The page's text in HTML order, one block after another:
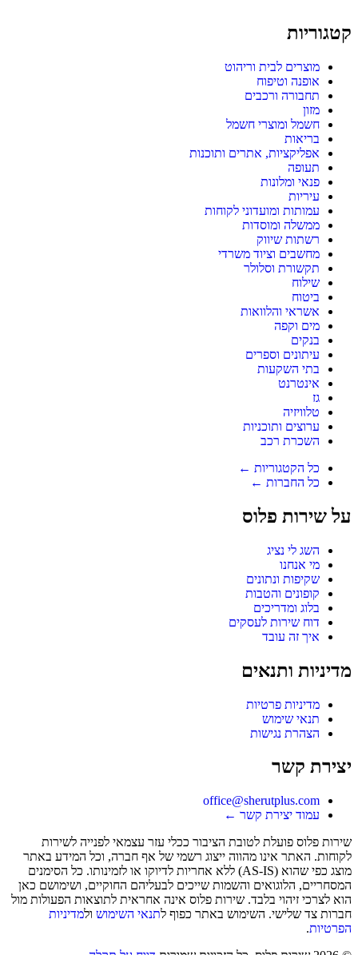
קטגוריות
מוצרים לבית וריהוט
אופנה וטיפוח
תחבורה ורכבים
מזון
חשמל ומוצרי חשמל
בריאות
אפליקציות, אתרים ותוכנות
תעופה
פנאי ומלונות
עיריות
עמותות ומועדוני לקוחות
ממשלה ומוסדות
רשתות שיווק
מחשבים וציוד משרדי
תקשורת וסלולר
שילוח
ביטוח
אשראי והלוואות
מים וקפה
בנקים
עיתונים וספרים
בתי השקעות
אינטרנט
גז
טלוויזיה
ערוצים ותוכניות
השכרת רכב
כל הקטגוריות ←
כל החברות ←
על שירות פלוס
השג לי נציג
מי אנחנו
שקיפות ונתונים
קופונים והטבות
בלוג ומדריכים
דוח שירות לעסקים
איך זה עובד
מדיניות ותנאים
מדיניות פרטיות
תנאי שימוש
הצהרת נגישות
יצירת קשר
office@sherutplus.com
עמוד יצירת קשר ←
שירות פלוס פועלת לטובת הציבור ככלי עזר עצמאי לפנייה לשירות
לקוחות. האתר אינו מהווה ייצוג רשמי של אף חברה, וכל המידע באתר
מוצג כפי שהוא (AS-IS) ללא אחריות לדיוקו או לזמינותו. כל הסימנים
המסחריים, הלוגואים והשמות שייכים לבעליהם החוקיים, ושימושם כאן
הוא לצרכי זיהוי בלבד. שירות פלוס אינה אחראית לתוצאות הפעולות מול
חברות צד שלישי. השימוש באתר כפוף לתנאי השימוש ולמדיניות
הפרטיות.